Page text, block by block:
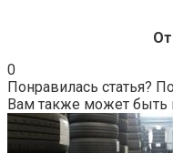
0
Понравилась статья?
Вам также может быть